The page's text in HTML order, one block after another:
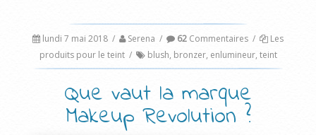
lundi 7 mai 2018 / Serena / 62 Commentaires /
Les
produits pour le teint / blush, bronzer, enlumineur, teint
Que vaut la marque
Makeup Revolution ?